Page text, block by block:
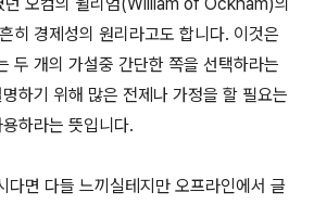
히 경제성의 원리라고도 합니다. 이것은
두 개의 가설중 간단한 쪽을 선택하라는
하기 위해 많은 전제나 가정을 할 필요는
하라는 뜻입니다.
다면 다들 느끼실테지만 오프라인에서 글